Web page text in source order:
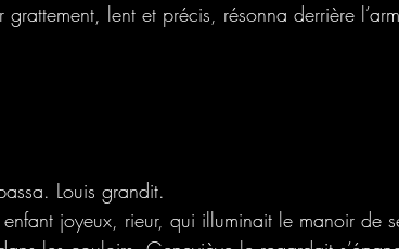
grattement, lent et précis, résonna derrière
Louis grandit.
enfant joyeux, rieur, qui illuminait le manoir de